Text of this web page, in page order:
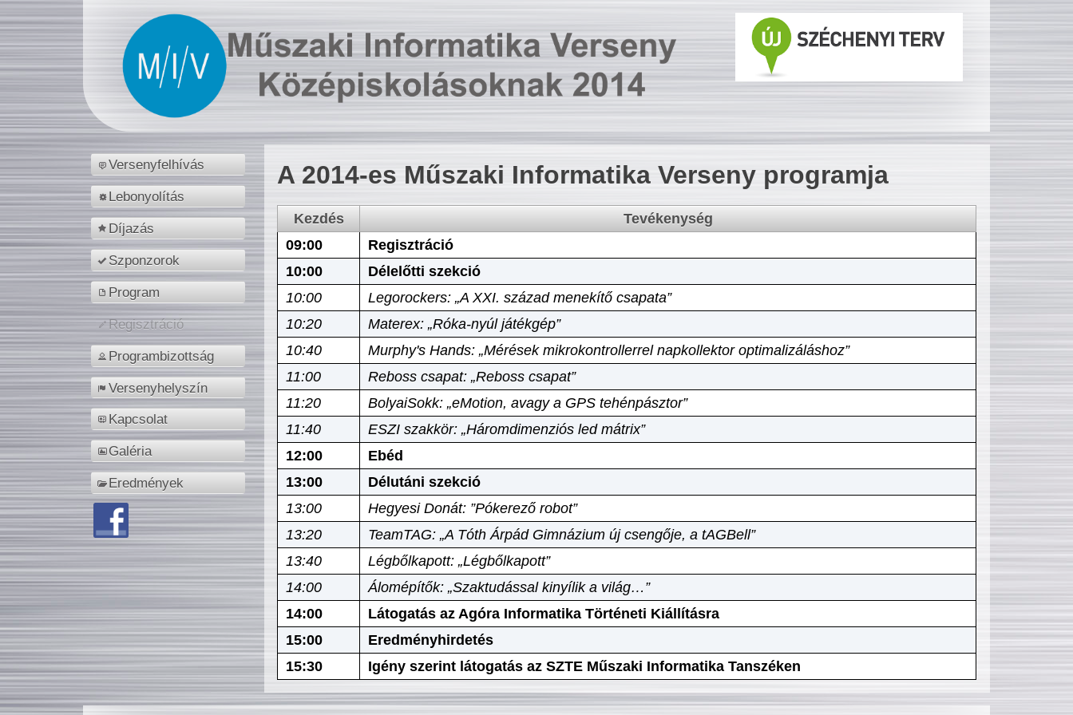
Versenyfelhívás
Lebonyolítás
Díjazás
Szponzorok
Program
Regisztráció
Programbizottság
Versenyhelyszín
Kapcsolat
Galéria
Eredmények
A 2014-es Műszaki Informatika Verseny programja
Kezdés
Tevékenység
09:00
Regisztráció
10:00
Délelőtti szekció
10:00
Legorockers: „A XXI. század menekítő csapata”
10:20
Materex: „Róka-nyúl játékgép”
10:40
Murphy's Hands: „Mérések mikrokontrollerrel napkollektor optimalizáláshoz”
11:00
Reboss csapat: „Reboss csapat”
11:20
BolyaiSokk: „eMotion, avagy a GPS tehénpásztor”
11:40
ESZI szakkör: „Háromdimenziós led mátrix”
12:00
Ebéd
13:00
Délutáni szekció
13:00
Hegyesi Donát: ”Pókerező robot”
13:20
TeamTAG: „A Tóth Árpád Gimnázium új csengője, a tAGBell”
13:40
Légbőlkapott: „Légbőlkapott”
14:00
Álomépítők: „Szaktudással kinyílik a világ…”
14:00
Látogatás az Agóra Informatika Történeti Kiállításra
15:00
Eredményhirdetés
15:30
Igény szerint látogatás az SZTE Műszaki Informatika Tanszéken